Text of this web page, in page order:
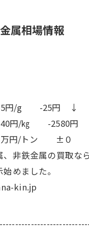
属相場情報
円/g -25円 ↓
円/㎏ -2580円
円/トン ±０
非鉄金属の買取な
めました。
kin.jp